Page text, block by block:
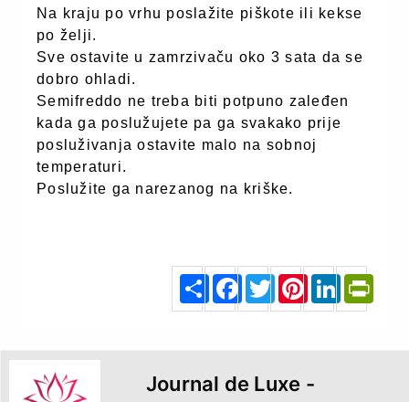
Na kraju po vrhu poslažite piškote ili kekse
po želji.
Sve ostavite u zamrzivaču oko 3 sata da se
dobro ohladi.
Semifreddo ne treba biti potpuno zaleđen
kada ga poslužujete pa ga svakako prije
posluživanja ostavite malo na sobnoj
temperaturi.
Poslužite ga narezanog na kriške.
S
ha
e
F
a
b
o
o
k
T
w
e
r
P
re
s
t
L
d
I
n
Journal de Luxe -